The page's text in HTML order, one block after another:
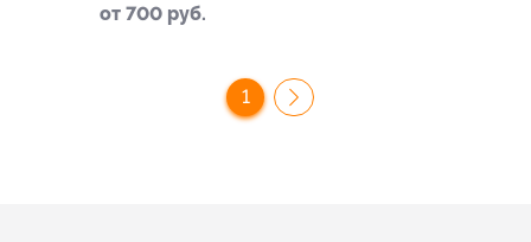
от 700 руб.
1